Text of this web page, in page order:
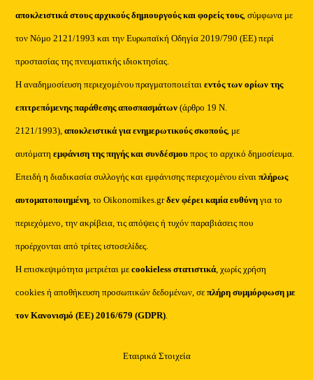
αποκλειστικά στους αρχικούς δημιουργούς και φορείς τους, σύμφωνα με
τον Νόμο 2121/1993 και την Ευρωπαϊκή Οδηγία 2019/790 (ΕΕ) περί
προστασίας της πνευματικής ιδιοκτησίας.
Η αναδημοσίευση περιεχομένου πραγματοποιείταιεντός των ορίων της
επιτρεπόμενης παράθεσης αποσπασμάτων (άρθρο 19 Ν.
2121/1993), αποκλειστικά για ενημερωτικούς σκοπούς, με
αυτόματηεμφάνιση της πηγής και συνδέσμου προς το αρχικό δημοσίευμα.
Επειδή η διαδικασία συλλογής και εμφάνισης περιεχομένου είναιπλήρως
αυτοματοποιημένη, το Oikonomikes.grδεν φέρει καμία ευθύνη για το
περιεχόμενο, την ακρίβεια, τις απόψεις ή τυχόν παραβιάσεις που
προέρχονται από τρίτες ιστοσελίδες.
Η επισκεψιμότητα μετριέται μεcookieless στατιστικά, χωρίς χρήση
cookies ή αποθήκευση προσωπικών δεδομένων, σεπλήρη συμμόρφωση με
τον Κανονισμό (ΕΕ) 2016/679 (GDPR).
Εταιρικά Στοιχεία